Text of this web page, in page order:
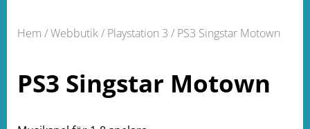
Hem /Webbutik/ Playstation 3 / PS3 Singstar Motown
PS3 Singstar Motown